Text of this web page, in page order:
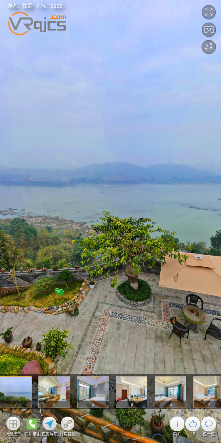
作者： 徐哥 人气： 3938
简介 12 说一说
场景选择 联系电话 位置导航 订房链接
7 6 2 8 5 4